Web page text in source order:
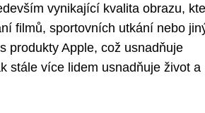
vynikající kvalita obrazu,
filmů, sportovních utkání nebo
produkty Apple, což usnadňuje
stále více lidem usnadňuje život a